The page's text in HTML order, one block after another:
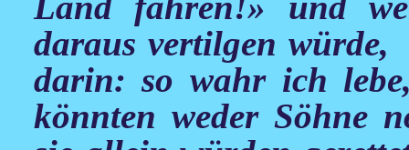
daraus vertilgen
darin: so wahr ich
könnten weder Söhne